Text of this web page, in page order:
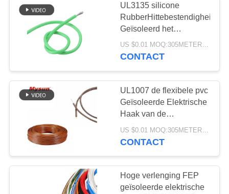
VERZOEK
OM EEN
CITAAT
SITEMAP
POLICY
UL3135 silicone
RubberHittebestendigheid
Geïsoleerd het
Verwarmen Draad
Ingeblikt Koper 22 AWG
US $0.01 MOQ:305METER/METERS
CONTACT
UL1007 de flexibele pvc
Geïsoleerde Elektrische
Haak van de
Koperdraad op Kabel
CONTACT
Hoge verlenging FEP
geïsoleerde elektrische